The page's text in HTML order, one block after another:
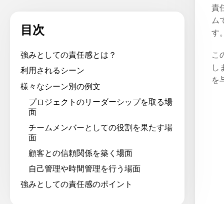
目次
強みとしての責任感とは？
利用されるシーン
様々なシーン別の例文
プロジェクトのリーダーシップを取る場
面
チームメンバーとしての役割を果たす場
面
顧客との信頼関係を築く場面
自己管理や時間管理を行う場面
強みとしての責任感のポイント
責
ム
す
こ
し
を